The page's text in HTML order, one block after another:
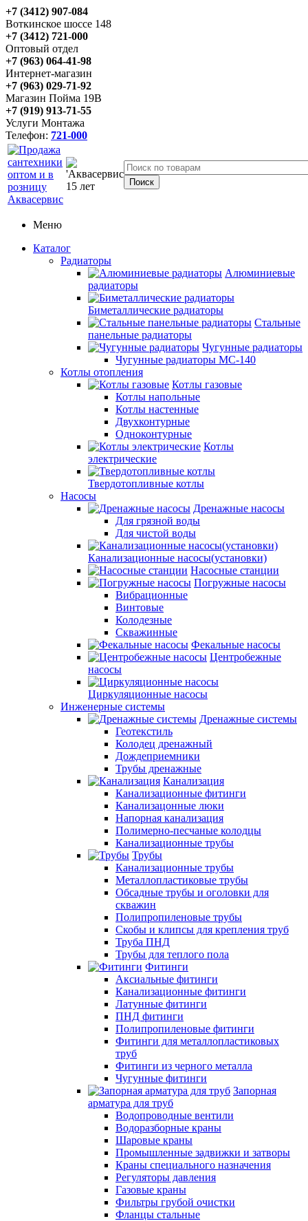
+7 (3412) 907-084
Воткинское шоссе 148
+7 (3412) 721-000
Оптовый отдел
+7 (963) 064-41-98
Интернет-магазин
+7 (963) 029-71-92
Магазин Пойма 19В
+7 (919) 913-71-55
Услуги Монтажа
Телефон: 721-000
Меню
Каталог
Радиаторы
Алюминиевые
радиаторы
Биметаллические радиаторы
Стальные
панельные радиаторы
Чугунные радиаторы
Чугунные радиаторы МС-140
Котлы отопления
Котлы газовые
Котлы напольные
Котлы настенные
Двухконтурные
Одноконтурные
Котлы
электрические
Твердотопливные котлы
Насосы
Дренажные насосы
Для грязной воды
Для чистой воды
Канализационные насосы(установки)
Насосные станции
Погружные насосы
Вибрационные
Винтовые
Колодезные
Скважинные
Фекальные насосы
Центробежные
насосы
Циркуляционные насосы
Инженерные системы
Дренажные системы
Геотекстиль
Колодец дренажный
Дождеприемники
Трубы дренажные
Канализация
Канализационные фитинги
Канализацонные люки
Напорная канализация
Полимерно-песчаные колодцы
Канализационные трубы
Трубы
Канализационные трубы
Металлопластиковые трубы
Обсадные трубы и оголовки для
скважин
Полипропиленовые трубы
Скобы и клипсы для крепления труб
Труба ПНД
Трубы для теплого пола
Фитинги
Аксиальные фитинги
Канализационные фитинги
Латунные фитинги
ПНД фитинги
Полипропиленовые фитинги
Фитинги для металлопластиковых
труб
Фитинги из черного металла
Чугунные фитинги
Запорная
арматура для труб
Водопроводные вентили
Водоразборные краны
Шаровые краны
Промышленные задвижки и затворы
Краны специального назначения
Регуляторы давления
Газовые краны
Фильтры грубой очистки
Фланцы стальные